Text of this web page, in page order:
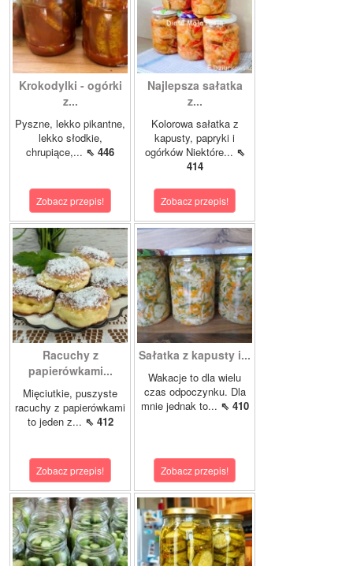
Krokodylki - ogórki
z...
Pyszne, lekko pikantne,
lekko słodkie,
chrupiące,... ⇖ 446
Zobacz przepis!
Najlepsza sałatka
z...
Kolorowa sałatka z
kapusty, papryki i
ogórków Niektóre... ⇖
414
Zobacz przepis!
Racuchy z
papierówkami...
Mięciutkie, puszyste
racuchy z papierówkami
to jeden z... ⇖ 412
Zobacz przepis!
Sałatka z kapusty i...
Wakacje to dla wielu
czas odpoczynku. Dla
mnie jednak to... ⇖ 410
Zobacz przepis!